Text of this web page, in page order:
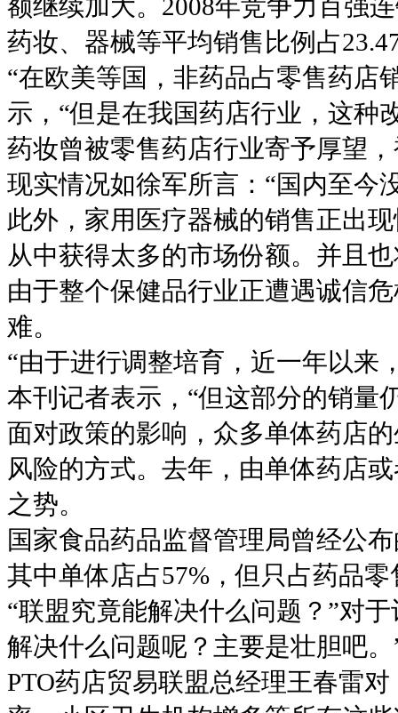
额继续加大。2008年竞争力百强
药妆、器械等平均销售比例占
“在欧美等国，非药品占零售药店
示，“但是在我国药店行业，这种
药妆曾被零售药店行业寄予厚望
现实情况如徐军所言：“国内至今
此外，家用医疗器械的销售正出
从中获得太多的市场份额。并且
由于整个保健品行业正遭遇诚信
难。
“由于进行调整培育，近一年以来
本刊记者表示，“但这部分的销量
面对政策的影响，众多单体药店
风险的方式。去年，由单体药店
之势。
国家食品药品监督管理局曾经公
其中单体店占57%，但只占药品零
“联盟究竟能解决什么问题？”对
解决什么问题呢？主要是壮胆吧。
PTO药店贸易联盟总经理王春雷